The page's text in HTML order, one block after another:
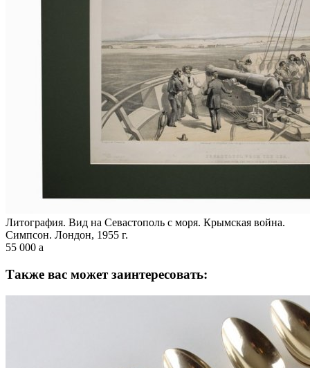
Литография. Вид на Севастополь с моря. Крымская война.
Симпсон. Лондон, 1955 г.
55 000 a
Также вас может заинтересовать: